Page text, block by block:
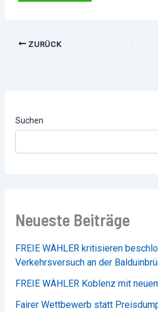
ZURÜCK
Suchen
Neueste Beiträge
FREIE WÄHLER kritisieren
Verkehrsversuch an der
FREIE WÄHLER Koblenz mit
Fairer Wettbewerb statt